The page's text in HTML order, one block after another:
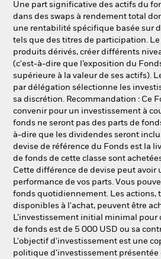
Une part significative des actifs du
dans des swaps à rendement total
une rentabilité spécifique basée sur
tels que des titres de participation.
produits dérivés, créer différents
(c'est-à-dire que l’exposition du
supérieure à la valeur de ses actifs).
par délégation sélectionne les
sa discrétion. Recommandation : Ce
convenir pour un investissement à
fonds ne seront pas des parts de
à-dire que les dividendes seront
devise de référence du Fonds est la
de fonds de cette classe sont
Cette différence de devise peut avoir
performance de vos parts. Vous
fonds quotidiennement. Les actions,
disponibles à l'achat, peuvent être
L’investissement initial minimal pour
de fonds est de 5 000 USD ou sa
L'objectif d'investissement est une
politique d'investissement présentée